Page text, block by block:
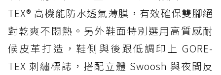
TEX® 高機能防水透氣薄膜，有效確保雙腳絕
對乾爽不悶熱。另外鞋面特別選用高質感耐
候皮革打造，鞋側與後跟低調印上 GORE-
TEX 刺繡標誌，搭配立體 Swoosh 與夜間反